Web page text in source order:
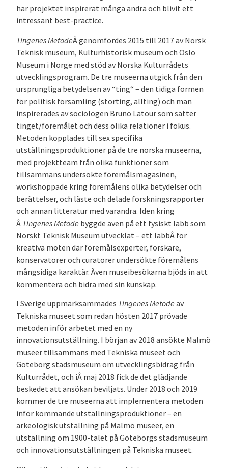
har projektet inspirerat många andra och blivit ett
intressant best-practice.
Tingenes MetodeÂ genomfördes 2015 till 2017 av Norsk
Teknisk museum, Kulturhistorisk museum och Oslo
Museum i Norge med stöd av Norska Kulturrådets
utvecklingsprogram. De tre museerna utgick från den
ursprungliga betydelsen av “ting“ – den tidiga formen
för politisk församling (storting, allting) och man
inspirerades av sociologen Bruno Latour som sätter
tinget/föremålet och dess olika relationer i fokus.
Metoden kopplades till sex specifika
utställningsproduktioner på de tre norska museerna,
med projektteam från olika funktioner som
tillsammans undersökte föremålsmagasinen,
workshoppade kring föremålens olika betydelser och
berättelser, och läste och delade forskningsrapporter
och annan litteratur med varandra. Iden kring
Â Tingenes Metode byggde även på ett fysiskt labb som
Norskt Teknisk Museum utvecklat – ett labbÂ för
kreativa möten där föremålsexperter, forskare,
konservatorer och curatorer undersökte föremålens
mångsidiga karaktär. Även museibesökarna bjöds in att
kommentera och bidra med sin kunskap.
I Sverige uppmärksammades Tingenes Metode av
Tekniska museet som redan hösten 2017 prövade
metoden inför arbetet med en ny
innovationsutställning. I början av 2018 ansökte Malmö
museer tillsammans med Tekniska museet och
Göteborg stadsmuseum om utvecklingsbidrag från
Kulturrådet, och iÂ maj 2018 fick de det glädjande
beskedet att ansökan beviljats. Under 2018 och 2019
kommer de tre museerna att implementera metoden
inför kommande utställningsproduktioner – en
arkeologisk utställning på Malmö museer, en
utställning om 1900-talet på Göteborgs stadsmuseum
och innovationsutställningen på Tekniska museet.